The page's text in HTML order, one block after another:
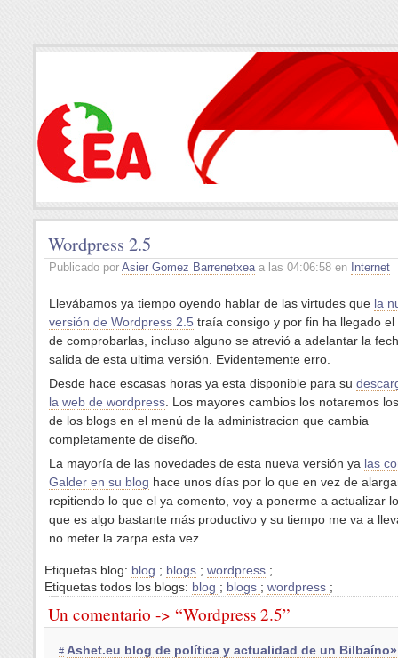
Wordpress 2.5
Publicado por Asier Gomez Barrenetxeaa las 04:06:58 en Internet
Llevábamos ya tiempo oyendo hablar de las virtudes que la
versión de Wordpress 2.5 traía consigo y por fin ha llegado el
de comprobarlas, incluso alguno se atrevió a adelantar la
salida de esta ultima versión. Evidentemente erro.
Desde hace escasas horas ya esta disponible para su
la web de wordpress . Los mayores cambios los notaremos
de los blogs en el menú de la administracion que cambia
completamente de diseño.
La mayoría de las novedades de esta nueva versión ya las
Galder en su blog hace unos días por lo que en vez de
repitiendo lo que el ya comento, voy a ponerme a actualizar
que es algo bastante más productivo y su tiempo me va a
no meter la zarpa esta vez.
Etiquetas blog: blog ; blogs ; wordpress ;
Etiquetas todos los blogs: blog ; blogs ; wordpress ;
Un comentario -> “Wordpress 2.5”
# Ashet.eu blog de política y actualidad de un